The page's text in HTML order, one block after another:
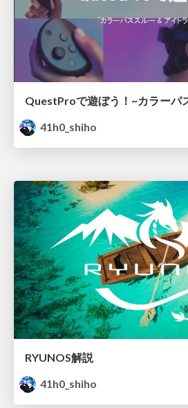
41h0_shiho
RYUNOS解説
41h0_shiho